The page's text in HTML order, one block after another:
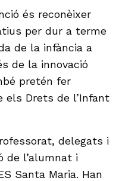
és reconèixer
per dur a terme
de la infància a
de la innovació
pretén fer
els Drets de l’Infant
delegats i
de l’alumnat i
Santa Maria. Han